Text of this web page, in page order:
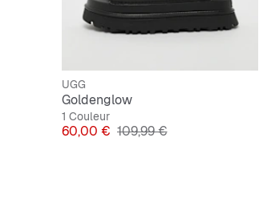
UGG
Goldenglow
1 Couleur
Prix
60,00 € Prix original
109,99 €